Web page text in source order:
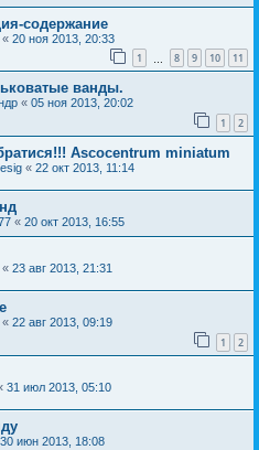
содержание
« 20 ноя 2013, 20:33
1 8 9 10 11
ванды.
« 05 ноя 2013, 20:02
1 2
Ascocentrum miniatum
« 22 окт 2013, 11:14
« 20 окт 2013, 16:55
« 23 авг 2013, 21:31
« 22 авг 2013, 09:19
1 2
31 июл 2013, 05:10
30 июн 2013, 18:08